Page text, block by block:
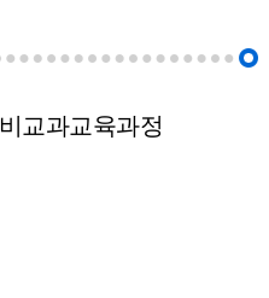
비교과교육과정